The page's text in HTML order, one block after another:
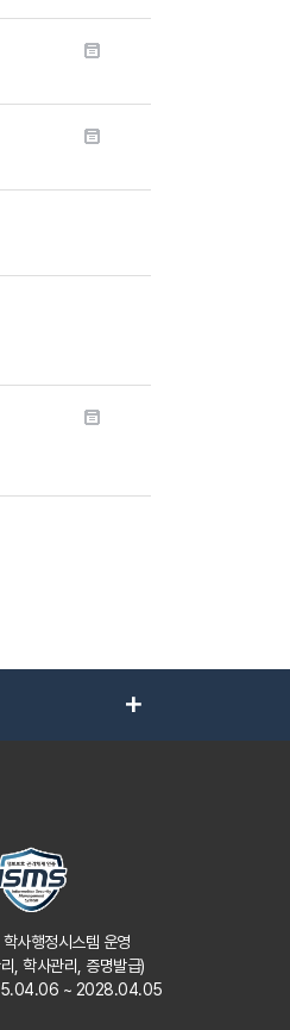
add
사행정시스템 운영
, 학사관리, 증명발급)
~ 2028.04.05